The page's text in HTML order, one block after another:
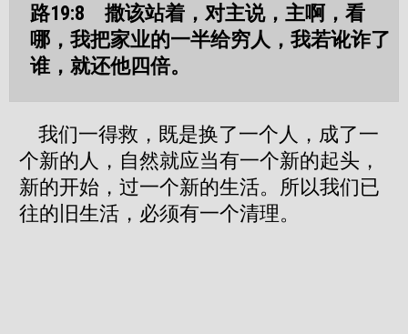
路19:8 撒该站着，对主说，主啊，看
哪，我把家业的一半给穷人，我若讹诈了
谁，就还他四倍。
我们一得救，既是换了一个人，成了一
个新的人，自然就应当有一个新的起头，
新的开始，过一个新的生活。所以我们已
往的旧生活，必须有一个清理。